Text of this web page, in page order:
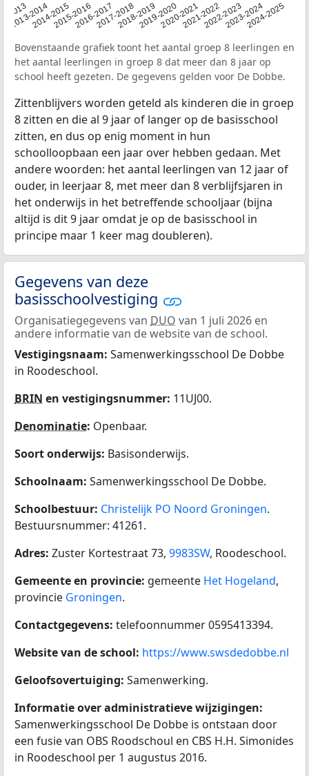
2013
2013-2014
2014-20152015-20162016-20172017-20182018-20192019-20202020-20212021-20222022-20232023-20242024-2025
Bovenstaande grafiek toont het aantal groep 8 leerlingen en
het aantal leerlingen in groep 8 dat meer dan 8 jaar op
school heeft gezeten. De gegevens gelden voor De Dobbe.
Zittenblijvers worden geteld als kinderen die in groep
8 zitten en die al 9 jaar of langer op de basisschool
zitten, en dus op enig moment in hun
schoolloopbaan een jaar over hebben gedaan. Met
andere woorden: het aantal leerlingen van 12 jaar of
ouder, in leerjaar 8, met meer dan 8 verblijfsjaren in
het onderwijs in het betreffende schooljaar (bijna
altijd is dit 9 jaar omdat je op de basisschool in
principe maar 1 keer mag doubleren).
Gegevens van deze
basisschoolvestiging
Organisatiegegevens van DUO van 1 juli 2026 en
andere informatie van de website van de school.
Vestigingsnaam: Samenwerkingsschool De Dobbe
in Roodeschool.
BRIN en vestigingsnummer: 11UJ00.
Denominatie: Openbaar.
Soort onderwijs: Basisonderwijs.
Schoolnaam: Samenwerkingsschool De Dobbe.
Schoolbestuur: Christelijk PO Noord Groningen.
Bestuursnummer: 41261.
Adres: Zuster Kortestraat 73, 9983SW, Roodeschool.
Gemeente en provincie: gemeente Het Hogeland,
provincie Groningen.
Contactgegevens: telefoonnummer 0595413394.
Website van de school: https://www.swsdedobbe.nl
Geloofsovertuiging: Samenwerking.
Informatie over administratieve wijzigingen:
Samenwerkingsschool De Dobbe is ontstaan door
een fusie van OBS Roodschoul en CBS H.H. Simonides
in Roodeschool per 1 augustus 2016.